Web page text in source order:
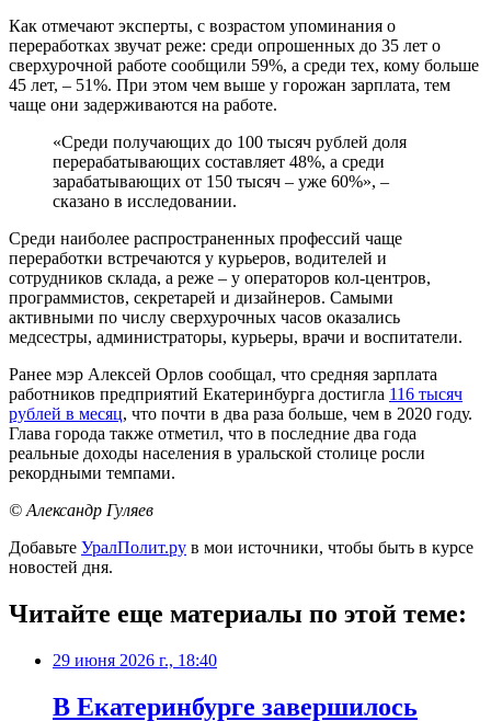
Как отмечают эксперты, с возрастом упоминания о
переработках звучат реже: среди опрошенных до 35 лет о
сверхурочной работе сообщили 59%, а среди тех, кому больше
45 лет, – 51%. При этом чем выше у горожан зарплата, тем
чаще они задерживаются на работе.
«Среди получающих до 100 тысяч рублей доля
перерабатывающих составляет 48%, а среди
зарабатывающих от 150 тысяч – уже 60%», –
сказано в исследовании.
Среди наиболее распространенных профессий чаще
переработки встречаются у курьеров, водителей и
сотрудников склада, а реже – у операторов кол-центров,
программистов, секретарей и дизайнеров. Самыми
активными по числу сверхурочных часов оказались
медсестры, администраторы, курьеры, врачи и воспитатели.
Ранее мэр Алексей Орлов сообщал, что средняя зарплата
работников предприятий Екатеринбурга достигла 116 тысяч
рублей в месяц, что почти в два раза больше, чем в 2020 году.
Глава города также отметил, что в последние два года
реальные доходы населения в уральской столице росли
рекордными темпами.
© Александр Гуляев
Добавьте УралПолит.ру в мои источники, чтобы быть в курсе
новостей дня.
Читайте еще материалы по этой теме:
29 июня 2026 г., 18:40
В Екатеринбурге завершилось